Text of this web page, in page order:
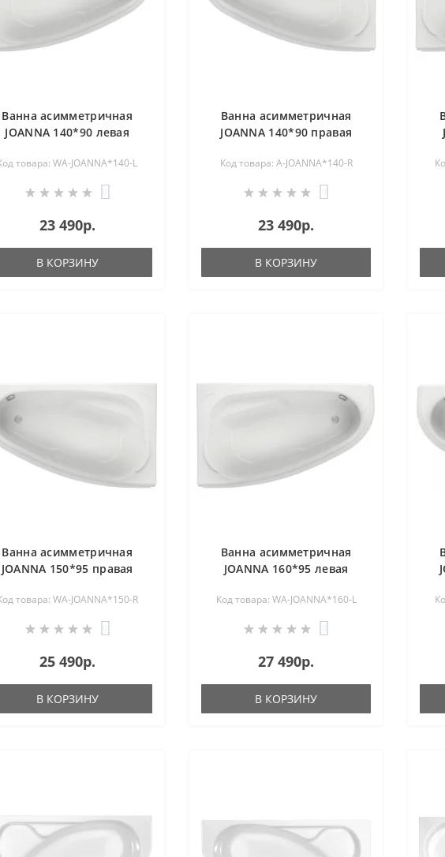
Ванна асимметричная
JOANNA 140*90 левая
товара: WA-JOANNA*140-L
23 490р.
В КОРЗИНУ
Ванна асимметричная
JOANNA 140*90 правая
Код товара: A-JOANNA*140-R
23 490р.
В КОРЗИНУ
Ванна асимметричная
JOANNA 150*95 правая
товара: WA-JOANNA*150-R
25 490р.
В КОРЗИНУ
Ванна асимметричная
JOANNA 160*95 левая
Код товара: WA-JOANNA*160-L
27 490р.
В КОРЗИНУ